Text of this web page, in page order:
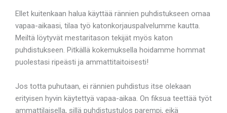
Ellet kuitenkaan halua käyttää rännien puhdistukseen omaa
vapaa-aikaasi, tilaa työ katonkorjauspalvelumme kautta.
Meiltä löytyvät mestaritason tekijät myös katon
puhdistukseen. Pitkällä kokemuksella hoidamme hommat
puolestasi ripeästi ja ammattitaitoisesti!
Jos totta puhutaan, ei rännien puhdistus itse olekaan
erityisen hyvin käytettyä vapaa-aikaa. On fiksua teettää työt
ammattilaisella, sillä puhdistustulos parempi, eikä